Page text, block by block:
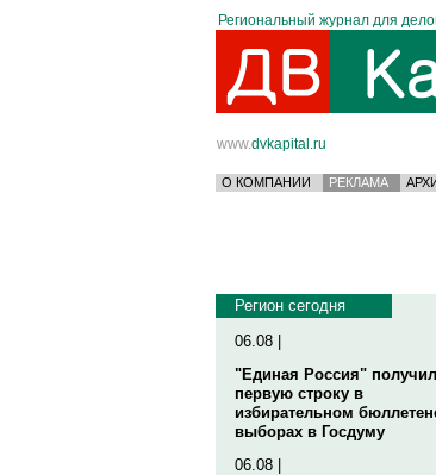
Региональный журнал для
www.dvkapital.ru
О КОМПАНИИ РЕКЛАМА
Регион сегодня
06.08 |
"Единая Россия"
первую строку в
избирательном
выборах в Госдуму
06.08 |